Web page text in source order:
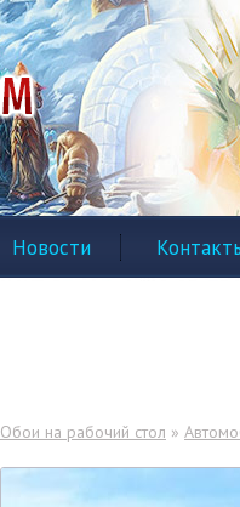
Новости
Обои на рабочий стол »